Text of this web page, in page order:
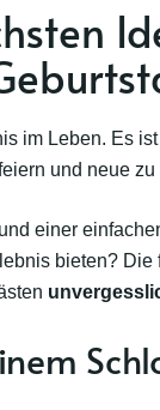
im Leben. Es
und neue zu
einer
bieten? Die